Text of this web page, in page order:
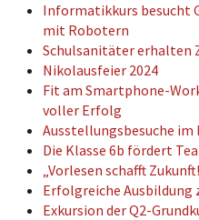
Informatikkurs besucht
mit Robotern
Schulsanitäter erhalten
Nikolausfeier 2024
Fit am Smartphone-
voller Erfolg
Ausstellungsbesuche im
Die Klasse 6b fördert
„Vorlesen schafft
Erfolgreiche Ausbildung
Exkursion der Q2-